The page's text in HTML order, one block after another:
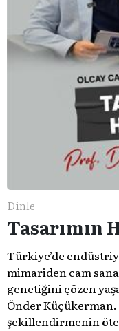
Dinle
Tasarımın
Türkiye’de
mimariden cam
genetiğini çözen
Önder Küçükerman.
şekillendirmenin